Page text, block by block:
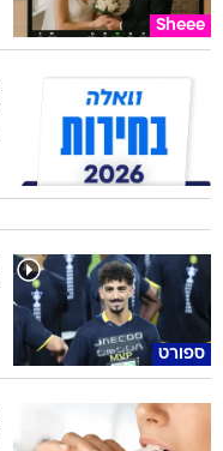
Sheee
ספורט